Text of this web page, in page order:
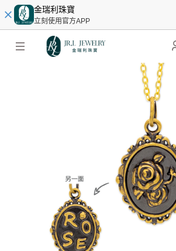
金瑞利珠寶
立刻使用官方APP